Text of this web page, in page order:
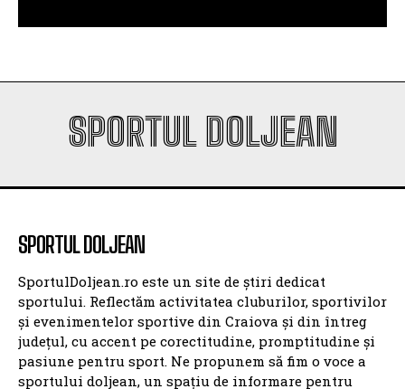
SPORTUL DOLJEAN
SPORTUL DOLJEAN
SportulDoljean.ro este un site de știri dedicat
sportului. Reflectăm activitatea cluburilor, sportivilor
și evenimentelor sportive din Craiova și din întreg
județul, cu accent pe corectitudine, promptitudine și
pasiune pentru sport. Ne propunem să fim o voce a
sportului doljean, un spațiu de informare pentru